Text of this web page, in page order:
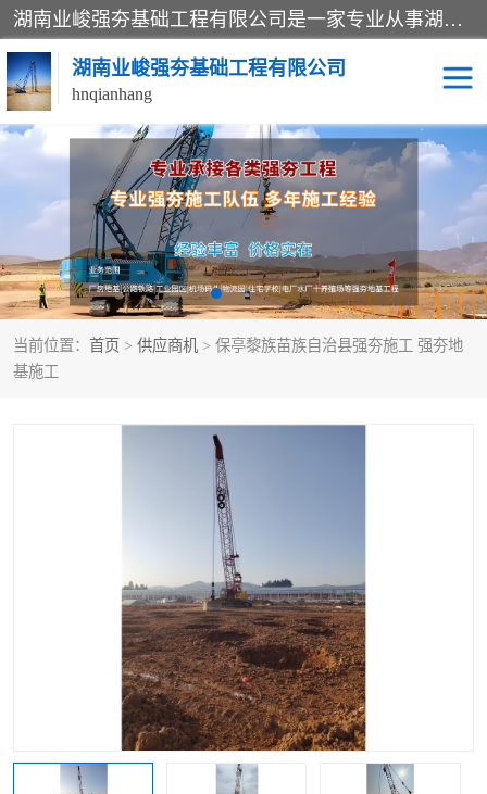
湖南业峻强夯基础工程有限公司是一家专业从事湖南强夯基础工程、强夯机租赁，地基处理的施工单位。业务覆盖：湖南、广东，江西等地。可承接1000KN.m-25000KN.m强夯（置换）工程。公司创始人是国内较早期从事强夯施工的建设者，经过多年的一步一个脚印的发展，在行业内具有较高的度和良好的口碑。
湖南业峻强夯基础工程有限公司
hnqianhang
当前位置： 首页 > 供应商机 > 保亭黎族苗族自治县强夯施工 强夯地
基施工
强夯施工案例 强夯机租赁
强夯施工工程 强夯施工队伍
强夯队伍